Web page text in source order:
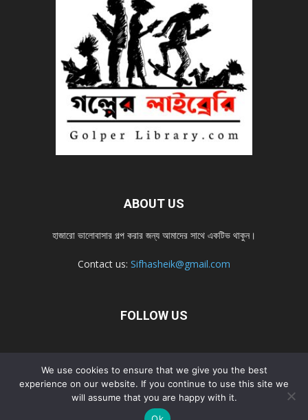
ABOUT US
হাজারো ভালোবাসার গল্প করার জন্য আমাদের সাথে একটিভ থাকুন।
Contact us: Sifhasheik@gmail.com
FOLLOW US
Home Contact us Privacy Policy শ্রেনী
শ্রেনী – mobile
Home – mobile
নতুন সব গল্প নতুন সব গল্প – mobile
নতুন সব গল্প 2022
নতুন সব গল্প 2022 – mobile
We use cookies to ensure that we give you the best
experience on our website. If you continue to use this site we
will assume that you are happy with it.